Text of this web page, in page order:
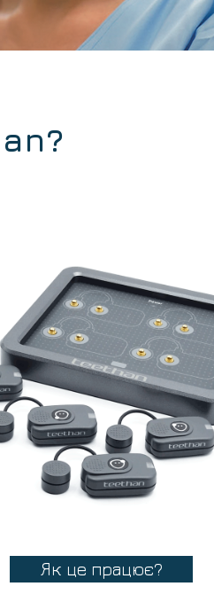
Як це працює?